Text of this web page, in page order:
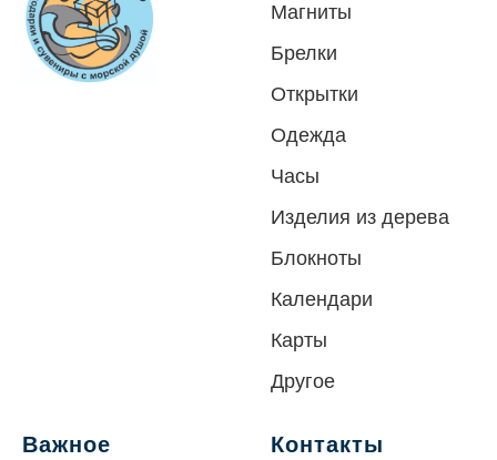
Магниты
Брелки
Открытки
Одежда
Часы
Изделия из дерева
Блокноты
Календари
Карты
Другое
Важное Контакты